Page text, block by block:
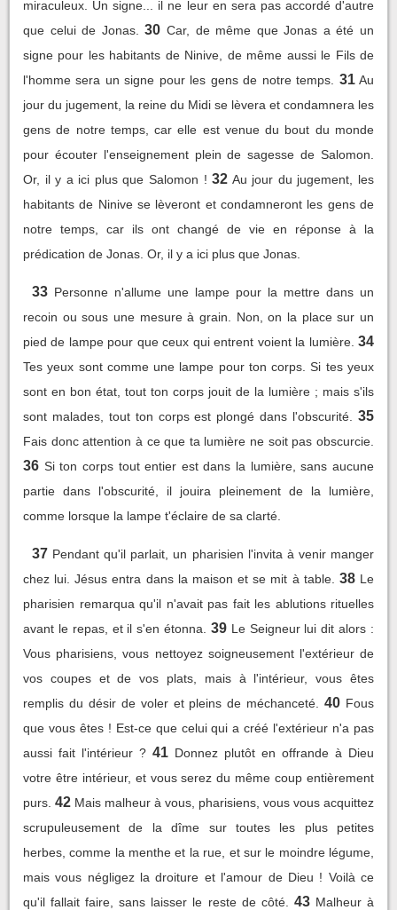
miraculeux. Un signe... il ne leur en sera pas accordé d'autre
que celui de Jonas.
30 Car, de même que Jonas a été un
signe pour les habitants de Ninive, de même aussi le Fils de
l'homme sera un signe pour les gens de notre temps.
31 Au
jour du jugement, la reine du Midi se lèvera et condamnera les
gens de notre temps, car elle est venue du bout du monde
pour écouter l'enseignement plein de sagesse de Salomon.
Or, il y a ici plus que Salomon ! 32 Au jour du jugement, les
habitants de Ninive se lèveront et condamneront les gens de
notre temps, car ils ont changé de vie en réponse à la
prédication de Jonas. Or, il y a ici plus que Jonas.
33 Personne n'allume une lampe pour la mettre dans un
recoin ou sous une mesure à grain. Non, on la place sur un
pied de lampe pour que ceux qui entrent voient la lumière. 34
Tes yeux sont comme une lampe pour ton corps. Si tes yeux
sont en bon état, tout ton corps jouit de la lumière ; mais s'ils
sont malades, tout ton corps est plongé dans l'obscurité.
35
Fais donc attention à ce que ta lumière ne soit pas obscurcie.
36 Si ton corps tout entier est dans la lumière, sans aucune
partie dans l'obscurité, il jouira pleinement de la lumière,
comme lorsque la lampe t'éclaire de sa clarté.
37 Pendant qu'il parlait, un pharisien l'invita à venir manger
chez lui. Jésus entra dans la maison et se mit à table. 38 Le
pharisien remarqua qu'il n'avait pas fait les ablutions rituelles
avant le repas, et il s'en étonna.
39 Le Seigneur lui dit alors :
Vous pharisiens, vous nettoyez soigneusement l'extérieur de
vos coupes et de vos plats, mais à l'intérieur, vous êtes
remplis du désir de voler et pleins de méchanceté.
40 Fous
que vous êtes ! Est-ce que celui qui a créé l'extérieur n'a pas
aussi fait l'intérieur ? 41 Donnez plutôt en offrande à Dieu
votre être intérieur, et vous serez du même coup entièrement
purs. 42 Mais malheur à vous, pharisiens, vous vous acquittez
scrupuleusement de la dîme sur toutes les plus petites
herbes, comme la menthe et la rue, et sur le moindre légume,
mais vous négligez la droiture et l'amour de Dieu ! Voilà ce
qu'il fallait faire, sans laisser le reste de côté.
43 Malheur à